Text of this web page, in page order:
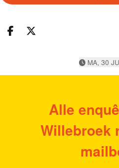
Deel op facebook
Deel op X
MA, 30
Alle
Willebroek